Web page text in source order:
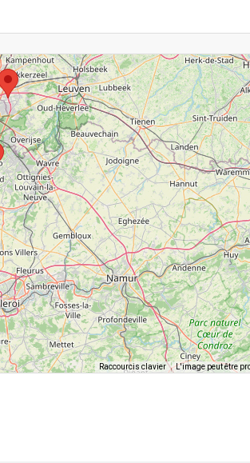
Raccourcis clavier L'image peut être